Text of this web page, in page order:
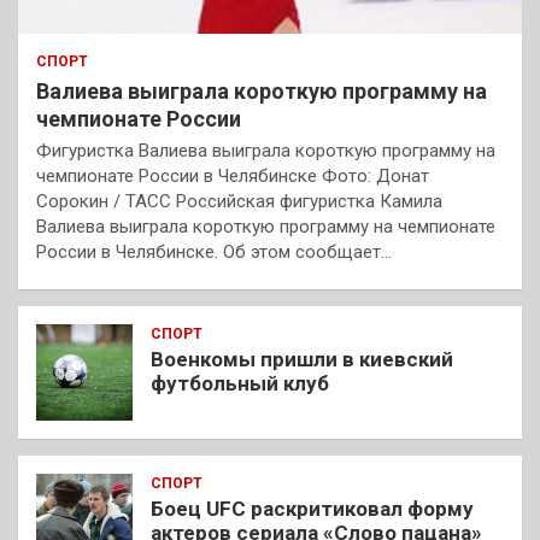
СПОРТ
Валиева выиграла короткую программу на
чемпионате России
Фигуристка Валиева выиграла короткую программу на
чемпионате России в Челябинске Фото: Донат
Сорокин / ТАСС Российская фигуристка Камила
Валиева выиграла короткую программу на чемпионате
России в Челябинске. Об этом сообщает…
СПОРТ
Военкомы пришли в киевский
футбольный клуб
СПОРТ
Боец UFC раскритиковал форму
актеров сериала «Слово пацана»